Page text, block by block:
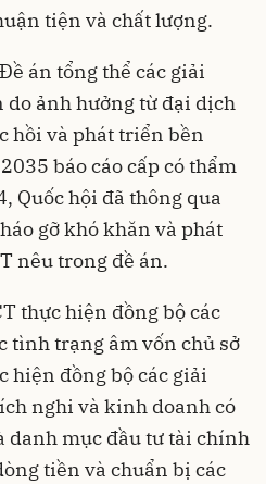
tiện và chất lượng.
án tổng thể các giải
do ảnh hưởng từ đại dịch
hồi và phát triển bền
báo cáo cấp có thẩm
Quốc hội đã thông qua
gỡ khó khăn và phát
nêu trong đề án.
thực hiện đồng bộ các
tình trạng âm vốn chủ sở
hiện đồng bộ các giải
nghi và kinh doanh có
danh mục đầu tư tài chính
tiền và chuẩn bị các